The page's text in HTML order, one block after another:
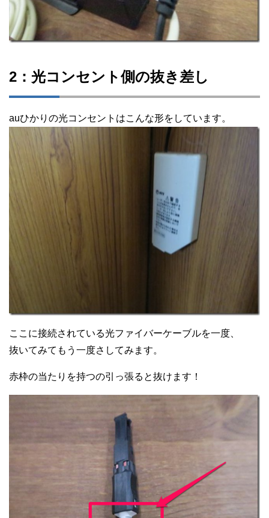
2：光コンセント側の抜き差し
auひかりの光コンセントはこんな形をしています。
ここに接続されている光ファイバーケーブルを一度、
抜いてみてもう一度さしてみます。
赤枠の当たりを持つの引っ張ると抜けます！